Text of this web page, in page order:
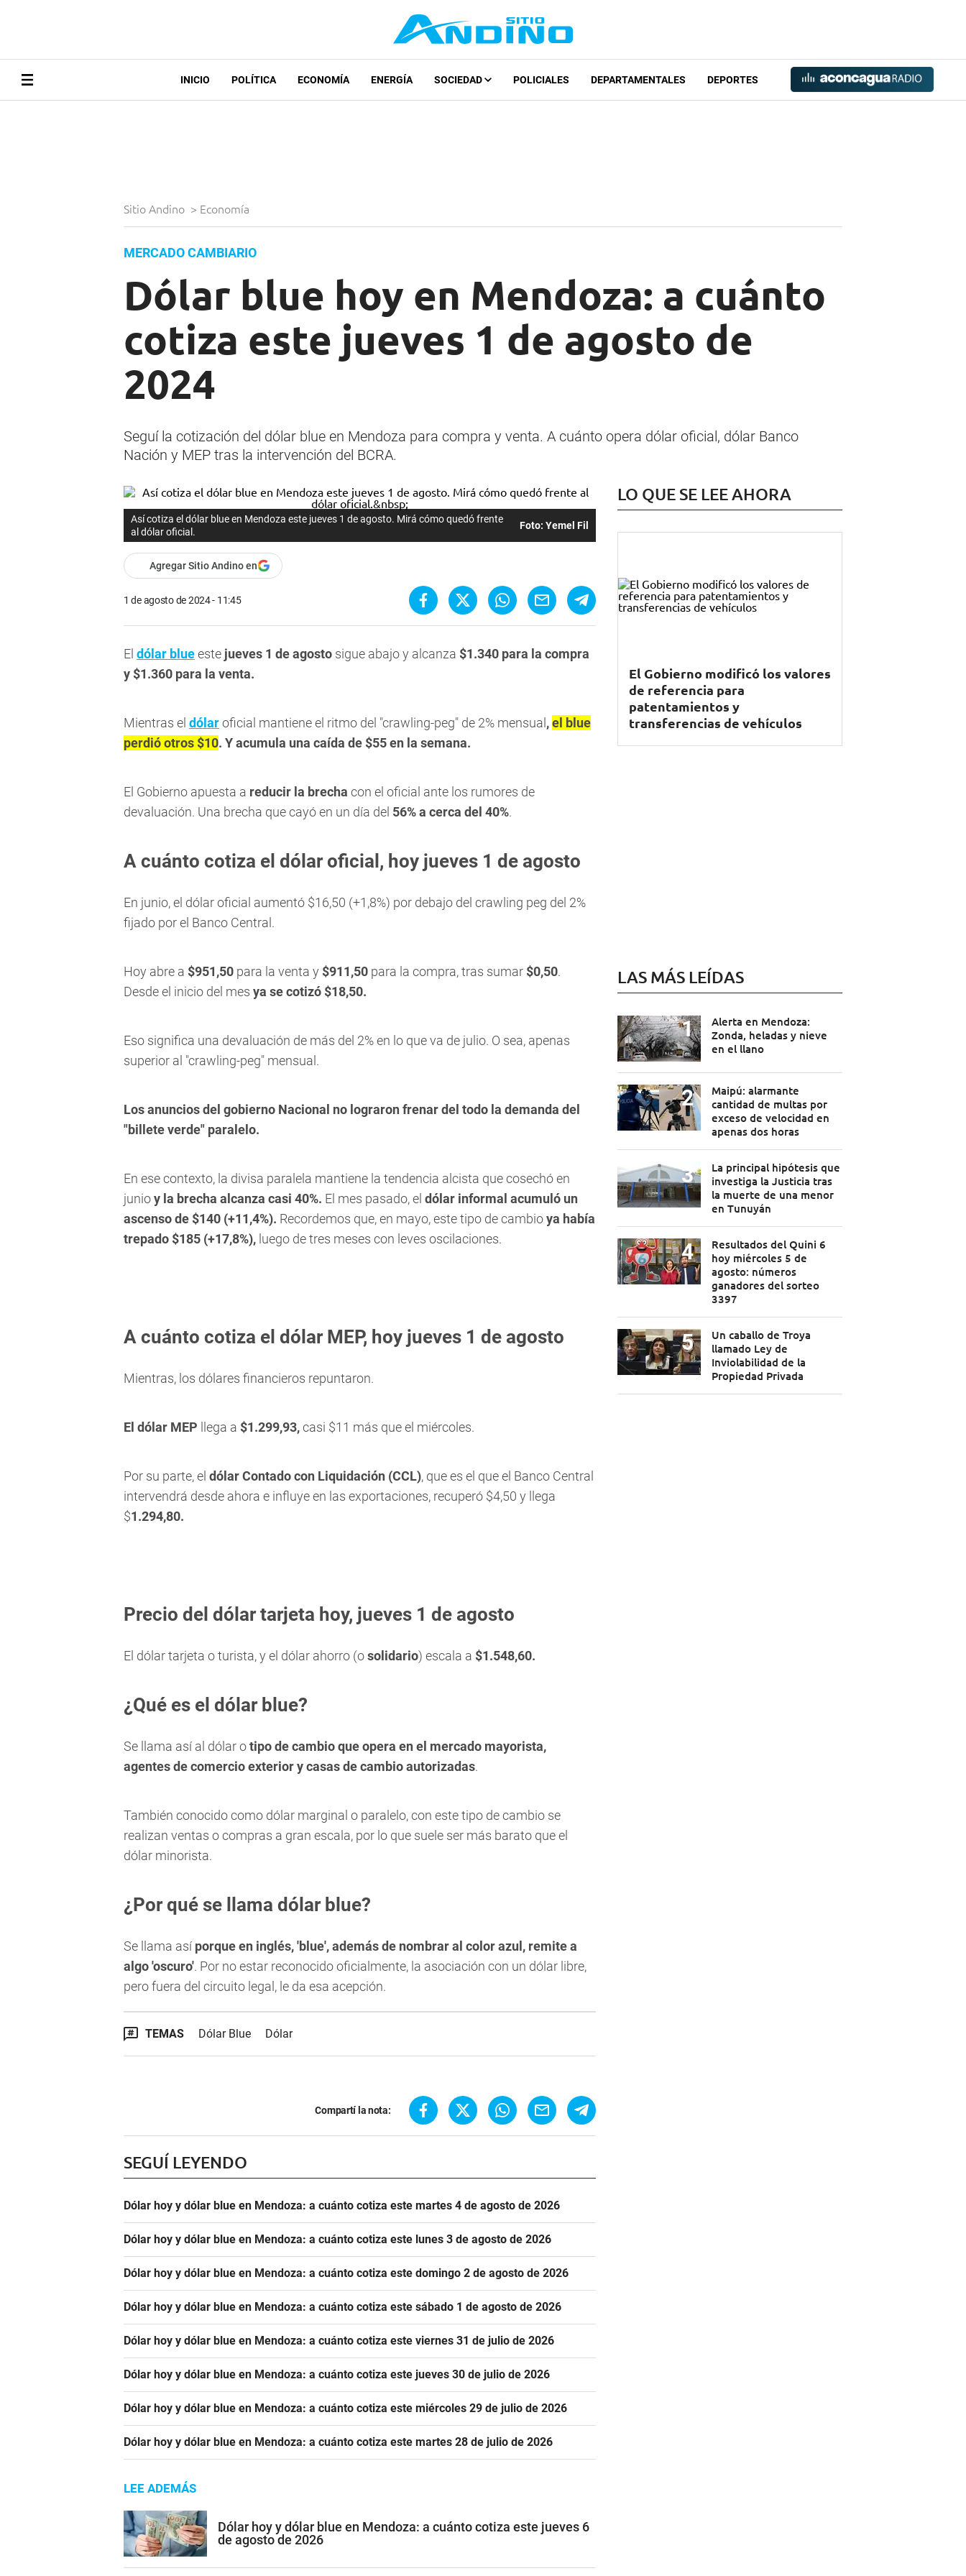
INICIO POLÍTICA ECONOMÍA ENERGÍA SOCIEDAD POLICIALES DEPARTAMENTALES DEPORTES
Sitio Andino > Economía
MERCADO CAMBIARIO
Dólar blue hoy en Mendoza: a cuánto
cotiza este jueves 1 de agosto de
2024
Seguí la cotización del dólar blue en Mendoza para compra y venta. A cuánto opera dólar oficial, dólar Banco
Nación y MEP tras la intervención del BCRA.
Así cotiza el dólar blue en Mendoza este jueves 1 de agosto. Mirá cómo quedó frente
al dólar oficial.
Foto: Yemel Fil
Agregar Sitio Andino en
1 de agosto de 2024 - 11:45
El dólar blueeste jueves 1 de agosto sigue abajo y alcanza $1.340 para la compra
y $1.360 para la venta.
Mientras el dólaroficial mantiene el ritmo del "crawling-peg" de 2% mensual ,el blue
perdió otros $10. Y acumula una caída de $55 en la semana.
El Gobierno apuesta a reducir la brecha con el oficial ante los rumores de
devaluación. Una brecha que cayó en un día del 56% a cerca del 40%.
A cuánto cotiza el dólar oficial, hoy jueves 1 de agosto
En junio, el dólar oficial aumentó $16,50 (+1,8%) por debajo del crawling peg del 2%
fijado por el Banco Central.
Hoy abre a $951,50 para la venta y $911,50 para la compra, tras sumar $0,50.
Desde el inicio del mes ya se cotizó $18,50.
Eso significa una devaluación de más del 2% en lo que va de julio. O sea, apenas
superior al "crawling-peg" mensual.
Los anuncios del gobierno Nacional no lograron frenar del todo la demanda del
"billete verde" paralelo.
En ese contexto, la divisa paralela mantiene la tendencia alcista que cosechó en
junioy la brecha alcanza casi 40%. El mes pasado, el dólar informal acumuló un
ascenso de $140 (+11,4%). Recordemos que, en mayo, este tipo de cambioya había
trepado $185 (+17,8%), luego de tres meses con leves oscilaciones.
A cuánto cotiza el dólar MEP, hoy jueves 1 de agosto
Mientras, los dólares financieros repuntaron.
El dólar MEP llega a $1.299,93,casi $11 más que el miércoles.
Por su parte, el dólar Contado con Liquidación (CCL), que es el que el Banco Central
intervendrá desde ahora e influye en las exportaciones, recuperó $4,50 y llega
$1.294,80.
Precio del dólar tarjeta hoy, jueves 1 de agosto
El dólar tarjeta o turista, y el dólar ahorro (osolidario) escala a $1.548,60.
¿Qué es el dólar blue?
Se llama así al dólar otipo de cambio que opera en el mercado mayorista,
agentes de comercio exterior y casas de cambio autorizadas.
También conocido como dólar marginal o paralelo, con este tipo de cambio se
realizan ventas o compras a gran escala, por lo que suele ser más barato que el
dólar minorista.
¿Por qué se llama dólar blue?
Se llama así porque en inglés, 'blue', además de nombrar al color azul, remite a
algo 'oscuro'. Por no estar reconocido oficialmente, la asociación con un dólar libre,
pero fuera del circuito legal, le da esa acepción.
TEMAS Dólar Blue Dólar
Compartí la nota:
SEGUÍ LEYENDO
Dólar hoy y dólar blue en Mendoza: a cuánto cotiza este martes 4 de agosto de 2026
Dólar hoy y dólar blue en Mendoza: a cuánto cotiza este lunes 3 de agosto de 2026
Dólar hoy y dólar blue en Mendoza: a cuánto cotiza este domingo 2 de agosto de 2026
Dólar hoy y dólar blue en Mendoza: a cuánto cotiza este sábado 1 de agosto de 2026
Dólar hoy y dólar blue en Mendoza: a cuánto cotiza este viernes 31 de julio de 2026
Dólar hoy y dólar blue en Mendoza: a cuánto cotiza este jueves 30 de julio de 2026
Dólar hoy y dólar blue en Mendoza: a cuánto cotiza este miércoles 29 de julio de 2026
Dólar hoy y dólar blue en Mendoza: a cuánto cotiza este martes 28 de julio de 2026
LEE ADEMÁS
Dólar hoy y dólar blue en Mendoza: a cuánto cotiza este jueves 6
de agosto de 2026
LO QUE SE LEE AHORA
El Gobierno modificó los valores
de referencia para
patentamientos y
transferencias de vehículos
LAS MÁS LEÍDAS
Alerta en Mendoza:
Zonda, heladas y nieve
en el llano
Maipú: alarmante
cantidad de multas por
exceso de velocidad en
apenas dos horas
La principal hipótesis que
investiga la Justicia tras
la muerte de una menor
en Tunuyán
Resultados del Quini 6
hoy miércoles 5 de
agosto: números
ganadores del sorteo
3397
Un caballo de Troya
llamado Ley de
Inviolabilidad de la
Propiedad Privada